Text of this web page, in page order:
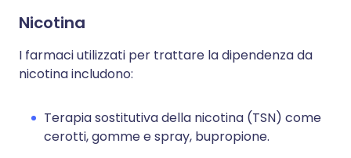
Nicotina
I farmaci utilizzati per trattare la dipendenza da
nicotina includono:
Terapia sostitutiva della nicotina (TSN) come
cerotti, gomme e spray, bupropione.